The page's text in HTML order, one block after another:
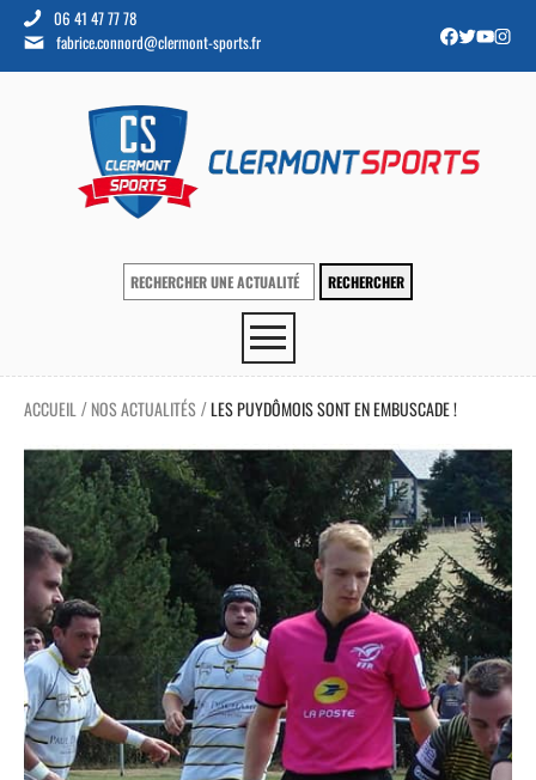
06 41 47 77 78
fabrice.connord@clermont-sports.fr
ACCUEIL / NOS ACTUALITÉS /LES PUYDÔMOIS SONT EN EMBUSCADE !